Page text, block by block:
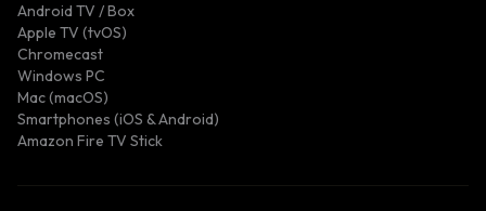
Android TV / Box
Apple TV (tvOS)
Chromecast
Windows PC
Mac (macOS)
Smartphones (iOS & Android)
Amazon Fire TV Stick